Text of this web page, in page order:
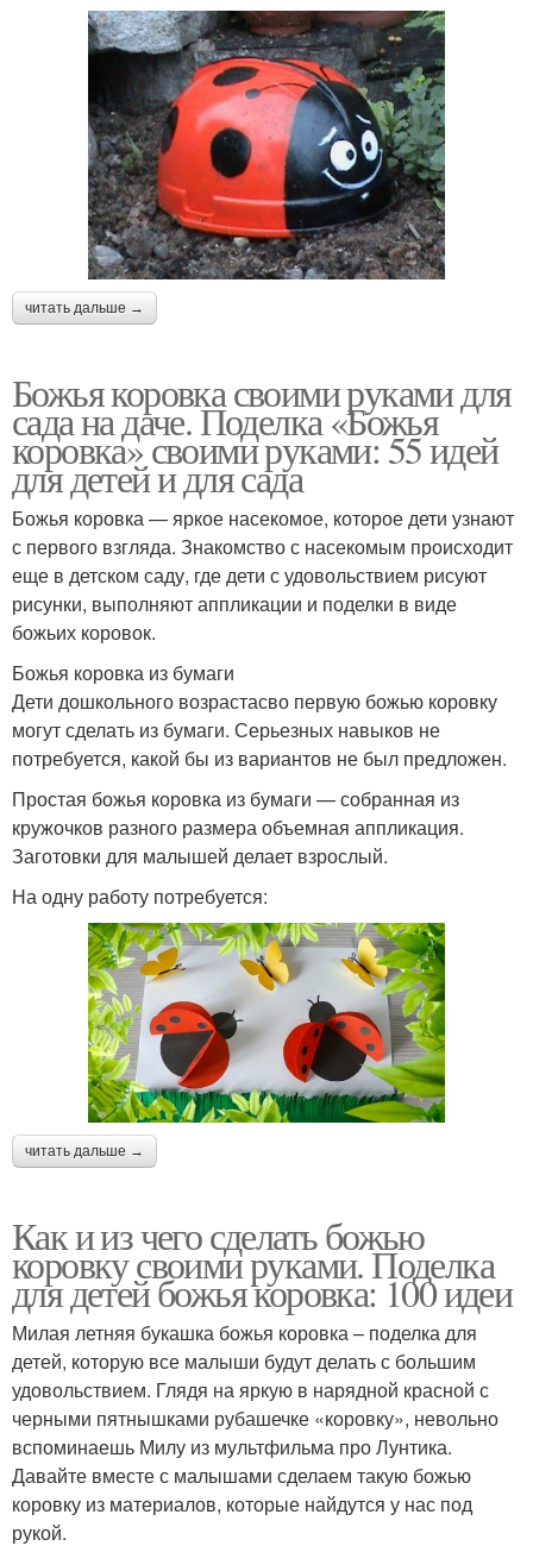
читать дальше →
Божья коровка своими руками для
сада на даче. Поделка «Божья
коровка» своими руками: 55 идей
для детей и для сада
Божья коровка — яркое насекомое, которое дети узнают
с первого взгляда. Знакомство с насекомым происходит
еще в детском саду, где дети с удовольствием рисуют
рисунки, выполняют аппликации и поделки в виде
божьих коровок.
Божья коровка из бумаги
Дети дошкольного возрастасво первую божью коровку
могут сделать из бумаги. Серьезных навыков не
потребуется, какой бы из вариантов не был предложен.
Простая божья коровка из бумаги — собранная из
кружочков разного размера объемная аппликация.
Заготовки для малышей делает взрослый.
На одну работу потребуется:
читать дальше →
Как и из чего сделать божью
коровку своими руками. Поделка
для детей божья коровка: 100 идеи
Милая летняя букашка божья коровка – поделка для
детей, которую все малыши будут делать с большим
удовольствием. Глядя на яркую в нарядной красной с
черными пятнышками рубашечке «коровку», невольно
вспоминаешь Милу из мультфильма про Лунтика.
Давайте вместе с малышами сделаем такую божью
коровку из материалов, которые найдутся у нас под
рукой.